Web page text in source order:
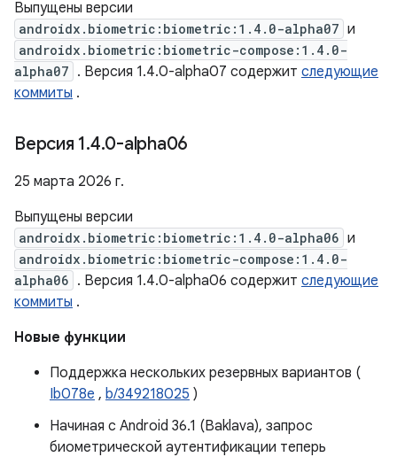
Выпущены версии
androidx.biometric:biometric:1.4.0-alpha07 и
androidx.biometric:biometric-compose:1.4.0-
alpha07 . Версия 1.4.0-alpha07 содержит следующие
коммиты .
Версия 1.4.0-alpha06
25 марта 2026 г.
Выпущены версии
androidx.biometric:biometric:1.4.0-alpha06 и
androidx.biometric:biometric-compose:1.4.0-
alpha06 . Версия 1.4.0-alpha06 содержит следующие
коммиты .
Новые функции
Поддержка нескольких резервных вариантов (
Ib078e , b/349218025 )
Начиная с Android 36.1 (Baklava), запрос
биометрической аутентификации теперь